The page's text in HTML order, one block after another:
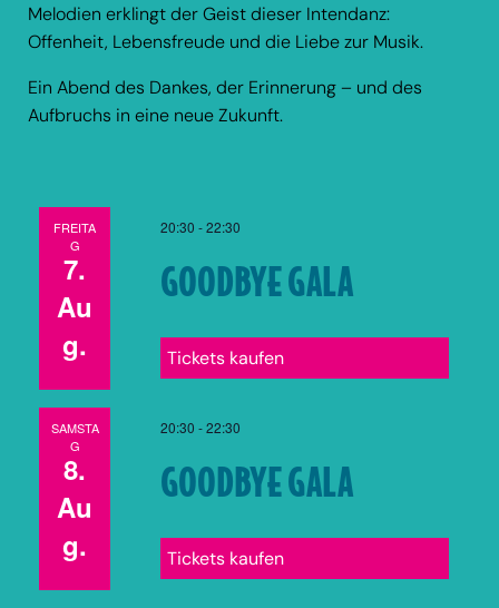
Melodien erklingt der Geist dieser Intendanz:
Offenheit, Lebensfreude und die Liebe zur Musik.
Ein Abend des Dankes, der Erinnerung – und des
Aufbruchs in eine neue Zukunft.
FREITA
G
7.
Au
g.
20:30 -22:30
GOODBYE GALA
Tickets kaufen
SAMSTA
G
8.
Au
g.
20:30 -22:30
GOODBYE GALA
Tickets kaufen